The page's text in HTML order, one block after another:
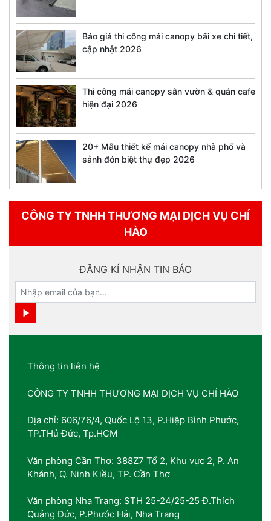
Báo giá thi công mái canopy bãi xe chi tiết,
cập nhật 2026
Thi công mái canopy sân vườn & quán cafe
hiện đại 2026
20+ Mẫu thiết kế mái canopy nhà phố và
sảnh đón biệt thự đẹp 2026
CÔNG TY TNHH THƯƠNG MẠI DỊCH VỤ CHÍ
HÀO
ĐĂNG KÍ NHẬN TIN BÁO
Thông tin liên hệ
CÔNG TY TNHH THƯƠNG MẠI DỊCH VỤ CHÍ HÀO
Địa chỉ: 606/76/4, Quốc Lộ 13, P.Hiệp Bình Phước,
TP.THủ Đức, Tp.HCM
Văn phòng Cần Thơ: 388Z7 Tổ 2, Khu vực 2, P. An
Khánh, Q. Ninh Kiều, TP. Cần Thơ
Văn phòng Nha Trang: STH 25-24/25-25 Đ.Thích
Quảng Đức, P.Phước Hải, Nha Trang